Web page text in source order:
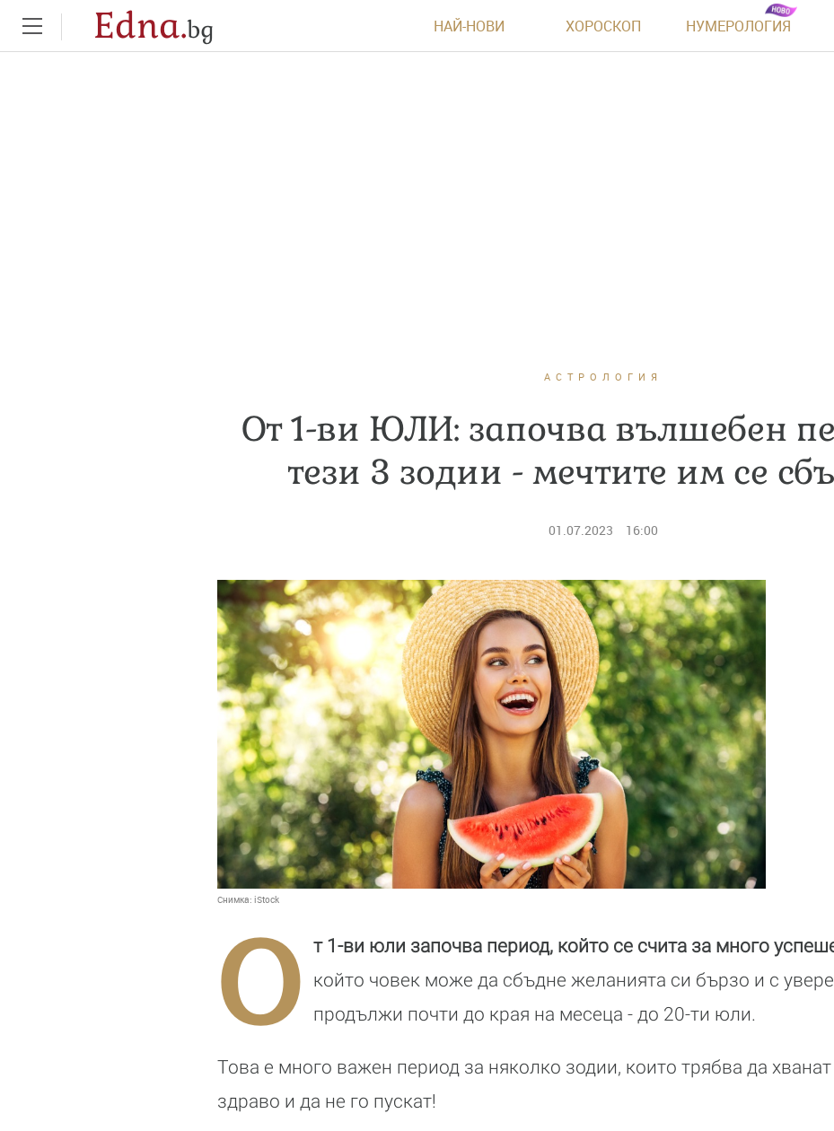
Edna.bg НАЙ-НОВИ ХОРОСКОП НУМЕРОЛОГИЯ
АСТРОЛОГИЯ
От 1-ви ЮЛИ: започва вълшебен
тези 3 зодии - мечтите им се
01.07.2023 16:00
Снимка: iStock
О т 1-ви юли започва период, който се счита за много
който човек може да сбъдне желанията си бързо и с
продължи почти до края на месеца - до 20-ти юли.
Това е много важен период за няколко зодии, които трябва да
здраво и да не го пускат!